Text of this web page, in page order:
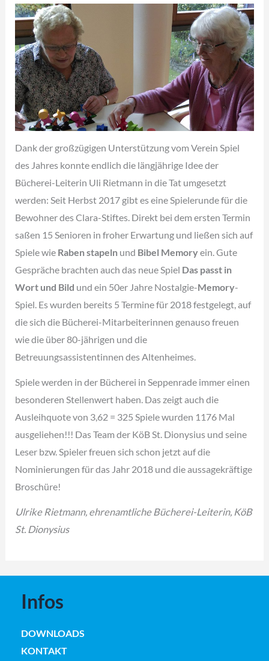
Dank der großzügigen Unterstützung vom Verein Spiel
des Jahres konnte endlich die längjährige Idee der
Bücherei-Leiterin Uli Rietmann in die Tat umgesetzt
werden: Seit Herbst 2017 gibt es eine Spielerunde für die
Bewohner des Clara-Stiftes. Direkt bei dem ersten Termin
saßen 15 Senioren in froher Erwartung und ließen sich auf
Spiele wie Raben stapeln und Bibel Memoryein. Gute
Gespräche brachten auch das neue Spiel Das passt in
Wort und Bild und ein 50er Jahre Nostalgie-Memory-
Spiel. Es wurden bereits 5 Termine für 2018 festgelegt, auf
die sich die Bücherei-Mitarbeiterinnen genauso freuen
wie die über 80-jährigen und die
Betreuungsassistentinnen des Altenheimes.
Spiele werden in der Bücherei in Seppenrade immer einen
besonderen Stellenwert haben. Das zeigt auch die
Ausleihquote von 3,62 = 325 Spiele wurden 1176 Mal
ausgeliehen!!! Das Team der KöB St. Dionysius und seine
Leser bzw. Spieler freuen sich schon jetzt auf die
Nominierungen für das Jahr 2018 und die aussagekräftige
Broschüre!
Ulrike Rietmann, ehrenamtliche Bücherei-Leiterin, KöB
St. Dionysius
Infos
DOWNLOADS
KONTAKT